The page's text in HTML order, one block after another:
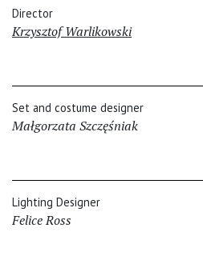
Director
Krzysztof Warlikowski
Set and costume designer
Małgorzata Szczęśniak
Lighting Designer
Felice Ross